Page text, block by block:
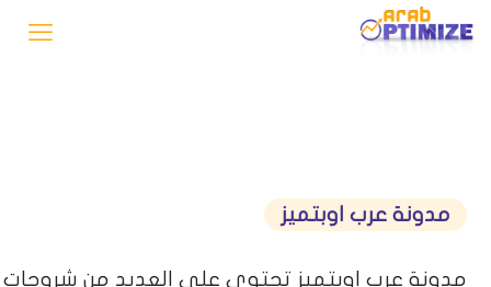
مدونة عرب اوبتميز
مدونة عرب اوبتميز تحتوي على العديد من شروحات